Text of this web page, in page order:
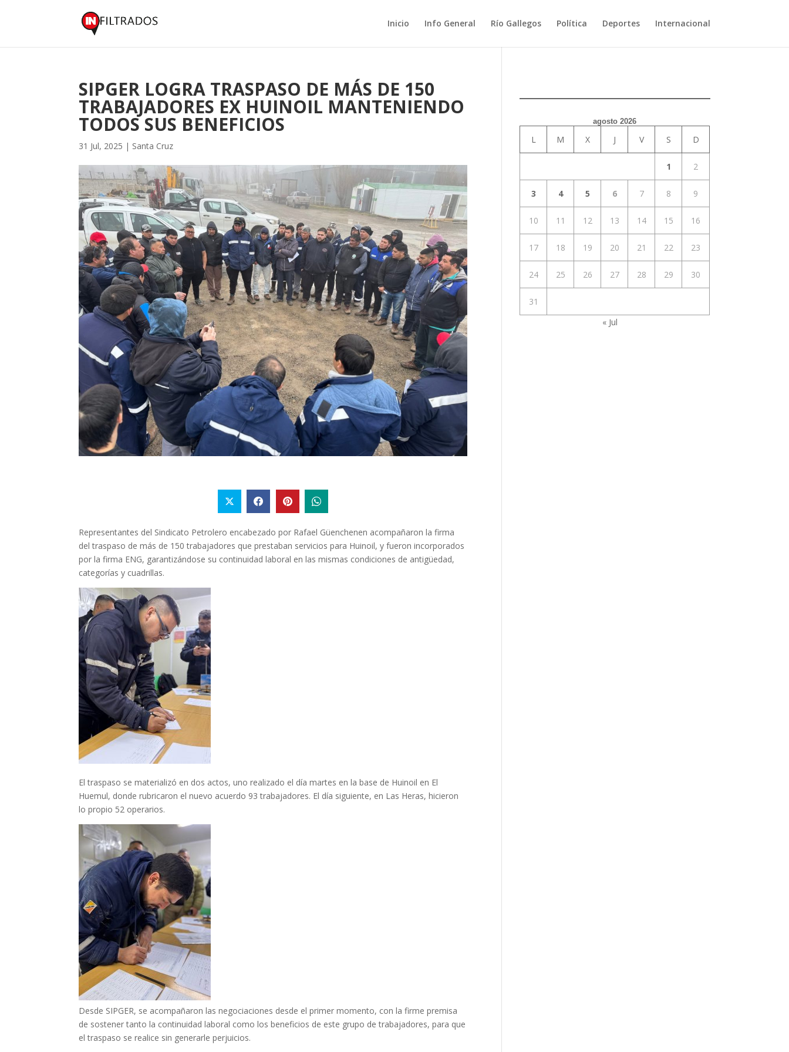
Inicio Info General Río Gallegos Política Deportes Internacional
SIPGER LOGRA TRASPASO DE MÁS DE 150
TRABAJADORES EX HUINOIL MANTENIENDO
TODOS SUS BENEFICIOS
31 Jul, 2025 | Santa Cruz
Representantes del Sindicato Petrolero encabezado por Rafael Güenchenen acompañaron la firma
del traspaso de más de 150 trabajadores que prestaban servicios para Huinoil, y fueron incorporados
por la firma ENG, garantizándose su continuidad laboral en las mismas condiciones de antigüedad,
categorías y cuadrillas.
El traspaso se materializó en dos actos, uno realizado el día martes en la base de Huinoil en El
Huemul, donde rubricaron el nuevo acuerdo 93 trabajadores. El día siguiente, en Las Heras, hicieron
lo propio 52 operarios.
Desde SIPGER, se acompañaron las negociaciones desde el primer momento, con la firme premisa
de sostener tanto la continuidad laboral como los beneficios de este grupo de trabajadores, para que
el traspaso se realice sin generarle perjuicios.
agosto 2026
L M X J V S D
1 2
3 4 5 6 7 8 9
10 11 12 13 14 15 16
17 18 19 20 21 22 23
24 25 26 27 28 29 30
31
« Jul